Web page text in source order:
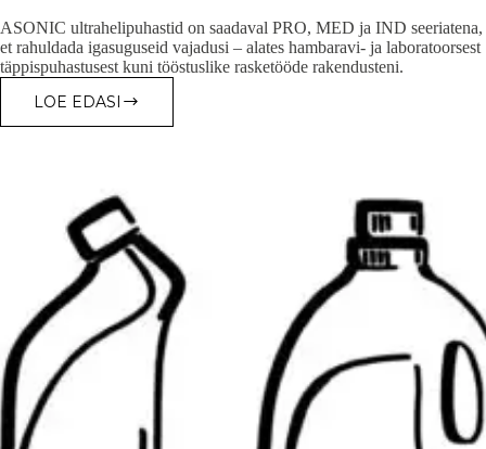
ASONIC ultrahelipuhastid on saadaval PRO, MED ja IND seeriatena,
et rahuldada igasuguseid vajadusi – alates hambaravi- ja laboratoorsest
täppispuhastusest kuni tööstuslike rasketööde rakendusteni.
LOE EDASI
ASONIC
PRO
RESERVUAARI
JA
KORVI
MÕÕTMED